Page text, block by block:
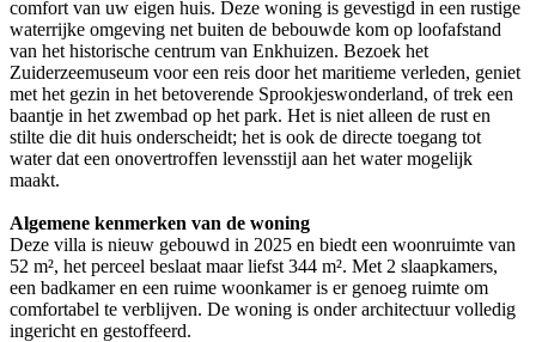
comfort van uw eigen huis. Deze woning is gevestigd in een rustige
waterrijke omgeving net buiten de bebouwde kom op loofafstand
van het historische centrum van Enkhuizen. Bezoek het
Zuiderzeemuseum voor een reis door het maritieme verleden, geniet
met het gezin in het betoverende Sprookjeswonderland, of trek een
baantje in het zwembad op het park. Het is niet alleen de rust en
stilte die dit huis onderscheidt; het is ook de directe toegang tot
water dat een onovertroffen levensstijl aan het water mogelijk
maakt.
Algemene kenmerken van de woning
Deze villa is nieuw gebouwd in 2025 en biedt een woonruimte van
52 m², het perceel beslaat maar liefst 344 m². Met 2 slaapkamers,
een badkamer en een ruime woonkamer is er genoeg ruimte om
comfortabel te verblijven. De woning is onder architectuur volledig
ingericht en gestoffeerd.